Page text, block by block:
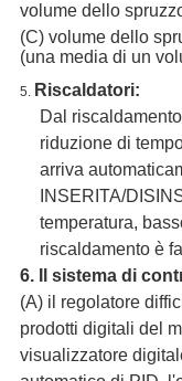
volume dello
(C) volume dello
(una media di un
5. Riscaldatori:
Dal
riduzione di
arriva
INSERITA/
temperatura,
riscaldamento è
6. Il sistema di
(A) il regolatore
prodotti digitali del
visualizzatore